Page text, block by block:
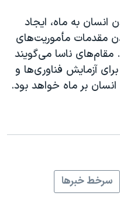
انسان به ماه، ایجاد
مقدمات مأموریت‌های
ناسا می‌گویند
برای آزمایش فناوری‌ها و
انسان بر ماه خواهد بود.
سرخط خبرها